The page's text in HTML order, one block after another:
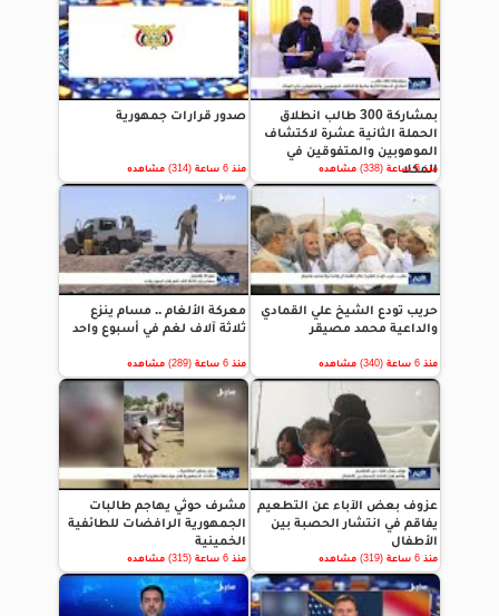
بمشاركة 300 طالب انطلاق
الحملة الثانية عشرة لاكتشاف
الموهوبين والمتفوقين في
المكلا
منذ 6 ساعة (338) مشاهده
صدور قرارات جمهورية
منذ 6 ساعة (314) مشاهده
حريب تودع الشيخ علي القمادي
والداعية محمد مصيقر
منذ 6 ساعة (340) مشاهده
معركة الألغام .. مسام ينزع
ثلاثة آلاف لغم في أسبوع واحد
منذ 6 ساعة (289) مشاهده
عزوف بعض الآباء عن التطعيم
يفاقم في انتشار الحصبة بين
الأطفال
منذ 6 ساعة (319) مشاهده
مشرف حوثي يهاجم طالبات
الجمهورية الرافضات للطائفية
الخمينية
منذ 6 ساعة (315) مشاهده